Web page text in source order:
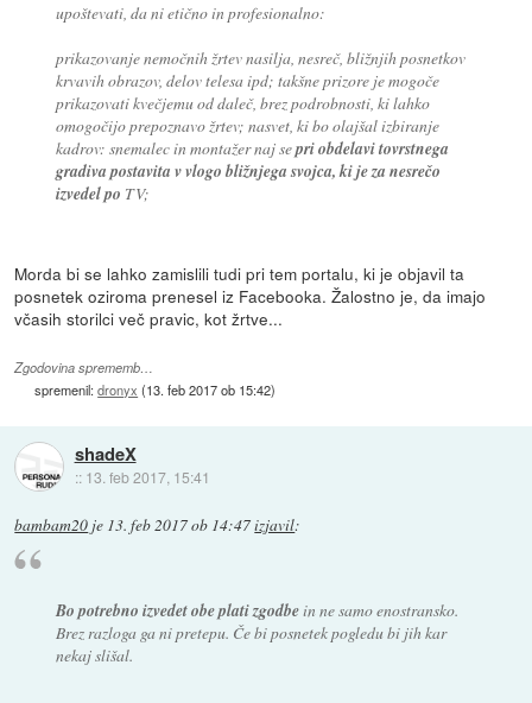
upoštevati, da ni etično in profesionalno:
prikazovanje nemočnih žrtev nasilja, nesreč, bližnjih posnetkov
krvavih obrazov, delov telesa ipd; takšne prizore je mogoče
prikazovati kvečjemu od daleč, brez podrobnosti, ki lahko
omogočijo prepoznavo žrtev; nasvet, ki bo olajšal izbiranje
kadrov: snemalec in montažer naj sepri obdelavi tovrstnega
gradiva postavita v vlogo bližnjega svojca, ki je za nesrečo
izvedel po TV;
Morda bi se lahko zamislili tudi pri tem portalu, ki je objavil ta
posnetek oziroma prenesel iz Facebooka. Žalostno je, da imajo
včasih storilci več pravic, kot žrtve...
Zgodovina sprememb…
spremenil:dronyx (13. feb 2017 ob 15:42)
shadeX
:: 13. feb 2017, 15:41
bambam20 je 13. feb 2017 ob 14:47izjavil:
Bo potrebno izvedet obe plati zgodbein ne samo enostransko.
Brez razloga ga ni pretepu. Če bi posnetek pogledu bi jih kar
nekaj slišal.